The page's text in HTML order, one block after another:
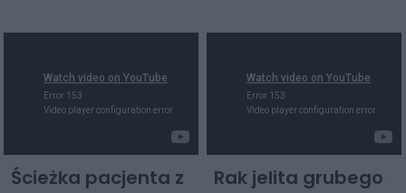
Ścieżka pacjenta z
Rak jelita grubego